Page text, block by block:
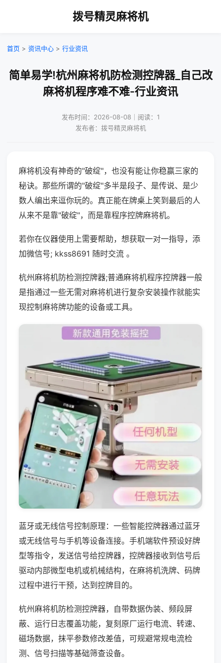
拨号精灵麻将机
首页 > 资讯中心 > 行业资讯
简单易学!杭州麻将机防检测控牌器_自己改
麻将机程序难不难-行业资讯
发布时间：2026-08-08｜阅读：1
发布者：拨号精灵麻将机
麻将机没有神奇的"破绽"，也没有能让你稳赢三家的
秘诀。那些所谓的"破绽"多半是段子、是传说、是少
数人编出来逗你玩的。真正能在牌桌上笑到最后的人
从来不是靠"破绽"，而是靠程序控牌麻将机。
若你在仪器使用上需要帮助，想获取一对一指导，添
加微信号; kkss8691 随时交流 。
杭州麻将机防检测控牌器;普通麻将机程序控牌器一般
是指通过一些无需对麻将机进行复杂安装操作就能实
现控制麻将牌功能的设备或工具。
蓝牙或无线信号控制原理：一些智能控牌器通过蓝牙
或无线信号与手机等设备连接。手机端软件预设好牌
型等指令，发送信号给控牌器，控牌器接收到信号后
驱动内部微型电机或机械结构，在麻将机洗牌、码牌
过程中进行干预，达到控牌目的。
杭州麻将机防检测控牌器，自带数据伪装、频段屏
蔽、运行日志覆盖功能，复刻原厂运行电流、转速、
磁场数据，抹平参数修改差值，可规避常规电流检
测、信号扫描等基础筛查设备。